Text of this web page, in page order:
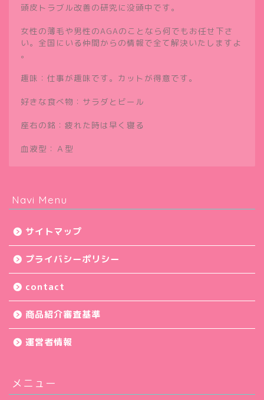
頭皮トラブル改善の研究に没頭中です。
女性の薄毛や男性のAGAのことなら何でもお任せ下さ
い。全国にいる仲間からの情報で全て解決いたしますよ
。
趣味：仕事が趣味です。カットが得意です。
好きな食べ物：サラダとビール
座右の銘：疲れた時は早く寝る
血液型：Ａ型
Navi Menu
サイトマップ
プライバシーポリシー
contact
商品紹介審査基準
運営者情報
メニュー